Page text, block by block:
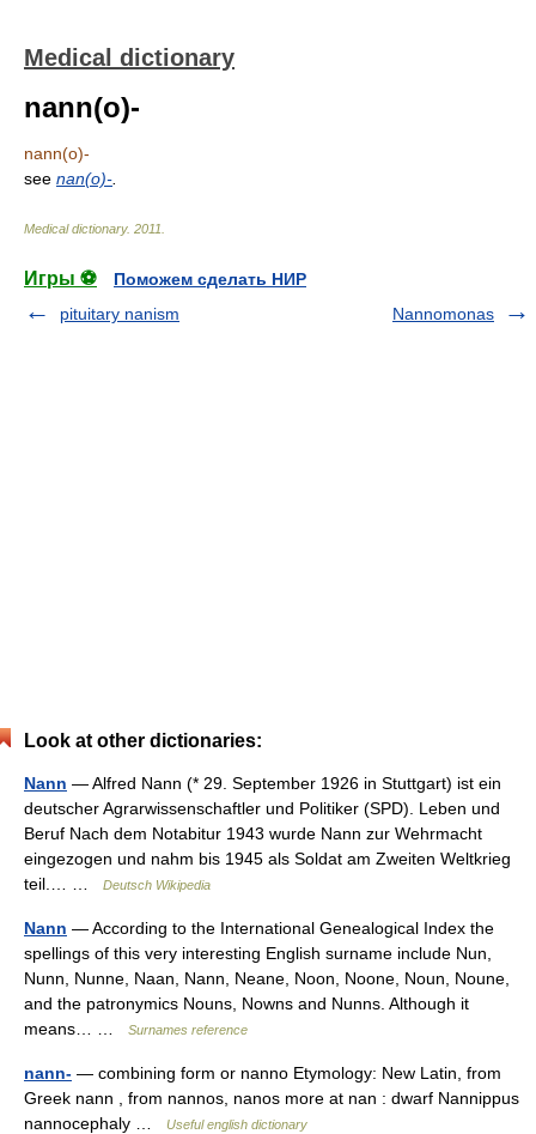
Medical dictionary
nann(o)-
nann(o)-
see nan(o)-
Medical dictionary. 2011
Игры ⚽
Поможем сделать НИР
pituitary nanism
Nannomonas
Look at other dictionaries:
Nann — Alfred Nann (* 29. September 1926 in Stuttgart) ist ein
deutscher Agrarwissenschaftler und Politiker (SPD). Leben und
Beruf Nach dem Notabitur 1943 wurde Nann zur Wehrmacht
eingezogen und nahm bis 1945 als Soldat am Zweiten Weltkrieg
teil.… …
Deutsch Wikipedia
Nann — According to the International Genealogical Index the
spellings of this very interesting English surname include Nun,
Nunn, Nunne, Naan, Nann, Neane, Noon, Noone, Noun, Noune,
and the patronymics Nouns, Nowns and Nunns. Although it
means… …
Surnames reference
nann- — combining form or nanno Etymology: New Latin, from
Greek nann , from nannos, nanos more at nan : dwarf Nannippus
nannocephaly …
Useful english dictionary